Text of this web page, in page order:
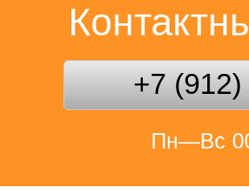
+7
Пн—Вс